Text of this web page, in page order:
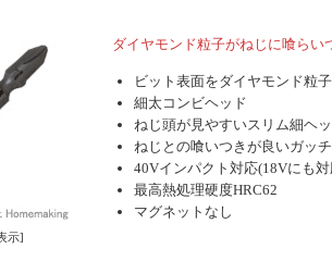
示]
ダイヤモンド粒子がねじに喰らい
ビット表面をダイヤモンド粒
細太コンビヘッド
ねじ頭が見やすいスリム細ヘ
ねじとの喰いつきが良いガッ
40Vインパクト対応(18Vにも
最高熱処理硬度HRC62
マグネットなし